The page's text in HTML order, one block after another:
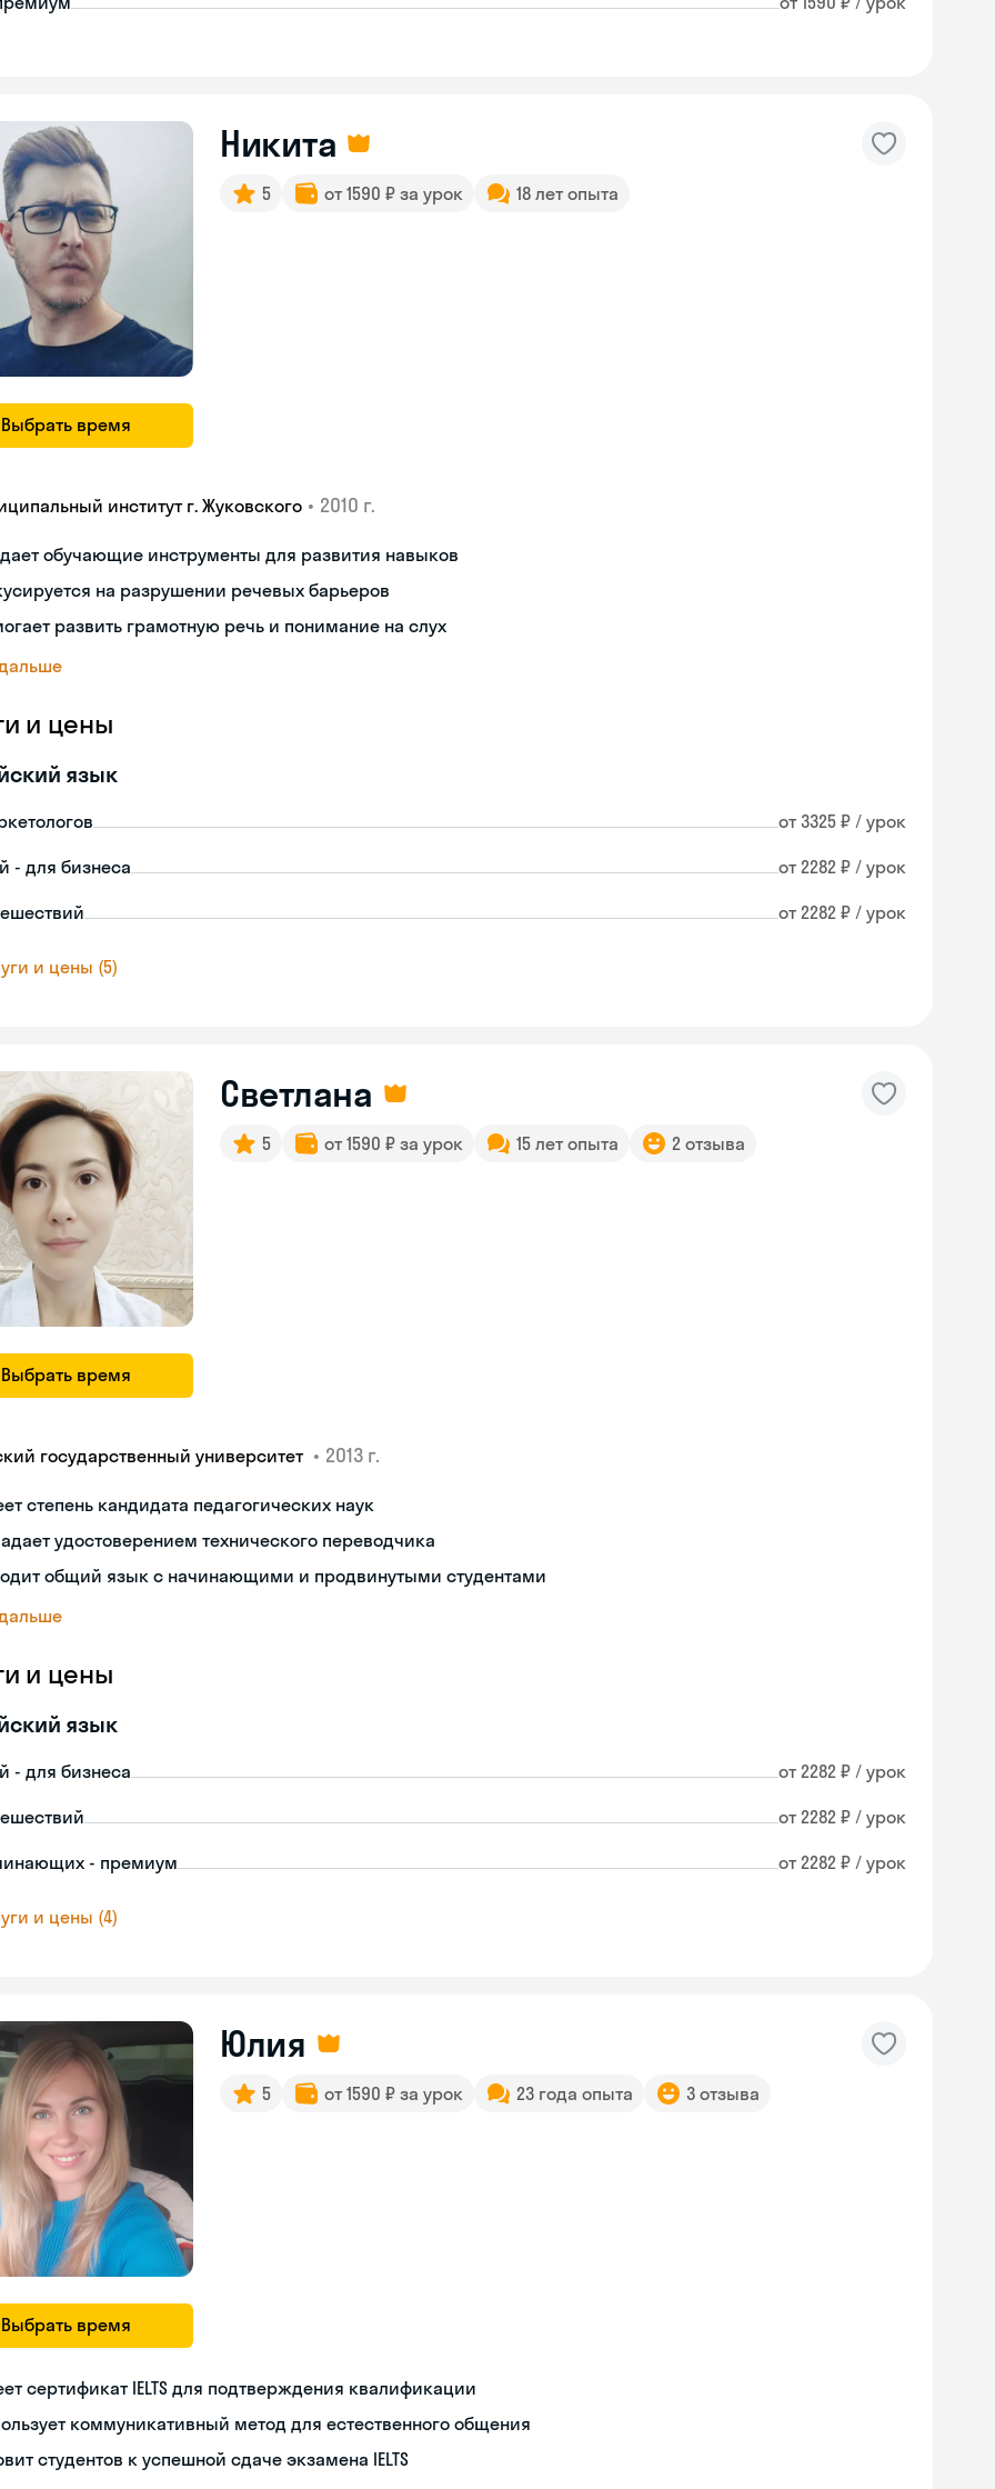
Выбрать время
Никита
5 от 1590 ₽ за урок 18 лет опыта
институт г. Жуковского • 2010 г.
обучающие инструменты для развития навыков
на разрушении речевых барьеров
развить грамотную речь и понимание на слух
и цены
язык
от 3325 ₽ / урок
- для бизнеса от 2282 ₽ / урок
от 2282 ₽ / урок
и цены (5)
Выбрать время
Светлана
5 от 1590 ₽ за урок 15 лет опыта 2 отзыва
государственный университет • 2013 г.
степень кандидата педагогических наук
удостоверением технического переводчика
общий язык с начинающими и продвинутыми студентами
и цены
язык
- для бизнеса от 2282 ₽ / урок
от 2282 ₽ / урок
- премиум от 2282 ₽ / урок
и цены (4)
Выбрать время
Юлия
5 от 1590 ₽ за урок 23 года опыта 3 отзыва
сертификат IELTS для подтверждения квалификации
коммуникативный метод для естественного общения
студентов к успешной сдаче экзамена IELTS